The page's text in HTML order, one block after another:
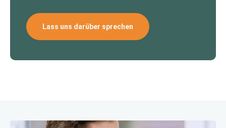
Lass uns darüber sprechen